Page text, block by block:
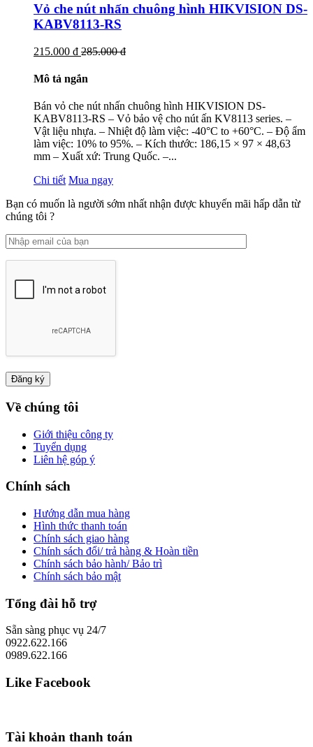
Vỏ che nút nhấn chuông hình HIKVISION DS-
KABV8113-RS
215.000 đ 285.000 đ
Mô tả ngắn
Bán vỏ che nút nhấn chuông hình HIKVISION DS-
KABV8113-RS – Vỏ bảo vệ cho nút ấn KV8113 series. –
Vật liệu nhựa. – Nhiệt độ làm việc: -40°C to +60°C. – Độ ẩm
làm việc: 10% to 95%. – Kích thước: 186,15 × 97 × 48,63
mm – Xuất xứ: Trung Quốc. –...
Chi tiết Mua ngay
Bạn có muốn là người sớm nhất nhận được khuyến mãi hấp dẫn từ
chúng tôi ?
Về chúng tôi
Giới thiệu công ty
Tuyển dụng
Liên hệ góp ý
Chính sách
Hướng dẫn mua hàng
Hình thức thanh toán
Chính sách giao hàng
Chính sách đổi/ trả hàng & Hoàn tiền
Chính sách bảo hành/ Bảo trì
Chính sách bảo mật
Tổng đài hỗ trợ
Sẵn sàng phục vụ 24/7
0922.622.166
0989.622.166
Like Facebook
Tài khoản thanh toán